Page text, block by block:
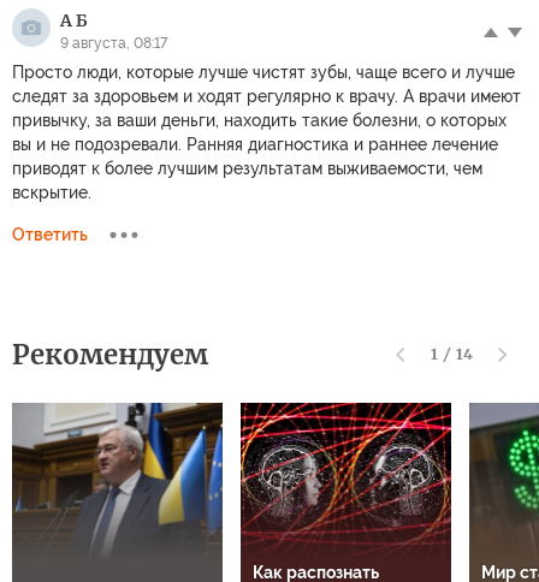
А Б
9 августа, 08:17
Просто люди, которые лучше чистят зубы, чаще всего и лучше
следят за здоровьем и ходят регулярно к врачу. А врачи имеют
привычку, за ваши деньги, находить такие болезни, о которых
вы и не подозревали. Ранняя диагностика и раннее лечение
приводят к более лучшим результатам выживаемости, чем
вскрытие.
Ответить
Рекомендуем 1 / 14
Как распознать Мир